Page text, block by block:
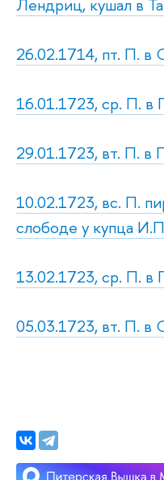
Лендриц, кушал в
26.02.1714, пт. П. в
16.01.1723, ср. П. в
29.01.1723, вт. П. в
10.02.1723, вс. П.
слободе у купца
13.02.1723, ср. П. в
05.03.1723, вт. П. в